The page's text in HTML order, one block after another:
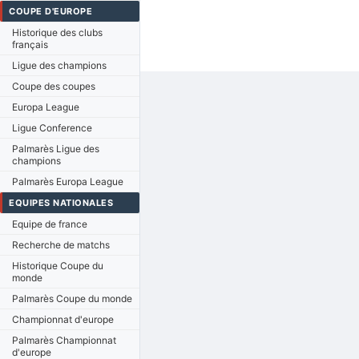
COUPE D'EUROPE
Historique des clubs
français
Ligue des champions
Coupe des coupes
Europa League
Ligue Conference
Palmarès Ligue des
champions
Palmarès Europa League
EQUIPES NATIONALES
Equipe de france
Recherche de matchs
Historique Coupe du
monde
Palmarès Coupe du monde
Championnat d'europe
Palmarès Championnat
d'europe